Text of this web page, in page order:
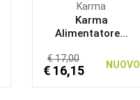
Karma
Karma
Alimentatore...
€ 17,00
€ 16,15 NUOVO